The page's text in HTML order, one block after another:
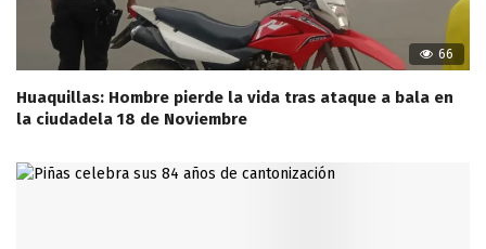
66
Huaquillas: Hombre pierde la vida tras ataque a bala en
la ciudadela 18 de Noviembre